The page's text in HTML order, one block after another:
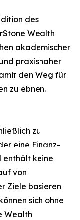
des
Wealth
akademischer
praxisnaher
den Weg für
zu ebnen.
zu
eine Finanz-
enthält keine
von
Ziele basieren
sich ohne
Wealth